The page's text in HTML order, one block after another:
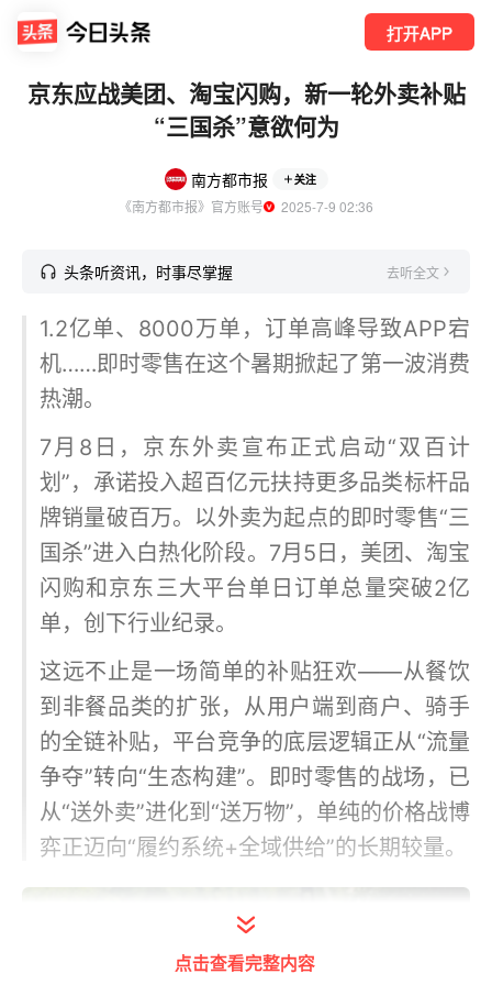
打开APP
京东应战美团、淘宝闪购，新一轮外卖补贴
“三国杀”意欲何为
南方都市报 关注
《南方都市报》官方账号
  2025-7-9 02:36
头条听资讯，时事尽掌握 去听全文
1.2亿单、8000万单，订单高峰导致APP宕
机……即时零售在这个暑期掀起了第一波消费
热潮。
7月8日，京东外卖宣布正式启动“双百计
划”，承诺投入超百亿元扶持更多品类标杆品
牌销量破百万。以外卖为起点的即时零售“三
国杀”进入白热化阶段。7月5日，美团、淘宝
闪购和京东三大平台单日订单总量突破2亿
单，创下行业纪录。
这远不止是一场简单的补贴狂欢——从餐饮
到非餐品类的扩张，从用户端到商户、骑手
的全链补贴，平台竞争的底层逻辑正从“流量
争夺”转向“生态构建”。即时零售的战场，已
从“送外卖”进化到“送万物”，单纯的价格战博
弈正迈向“履约系统+全域供给”的长期较量。
点击查看完整内容